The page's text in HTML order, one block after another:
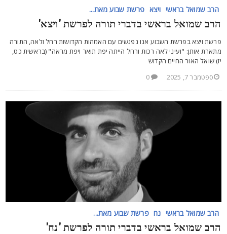
הרב שמואל בראשי ויצא פרשת שבוע מאת...
שמואל בראשי בדברי תורה לפרשת 'ויצא'
ויצא בפרשת השבוע אנו נפגשים עם האמהות הקדושות רחל ולאה, התורה
אותן: "ועיני לאה רכות ורחל הייתה יפת תואר ויפת מראה" (בראשית כט,
שואל האור החיים הקדוש
ספטמבר 7, 2025
0
הרב שמואל בראשי נח פרשת שבוע מאת...
שמואל בראשי בדברי תורה לפרשת 'נח'